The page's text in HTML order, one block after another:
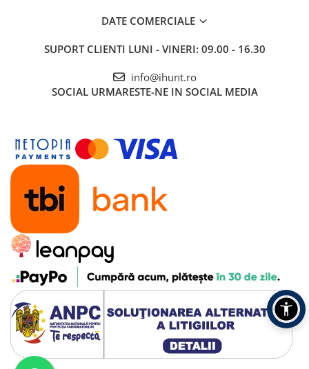
întregi în fața ecranelor, folosind tehnologia
Smart Air Pressure și
Compresie Caldă
DATE COMERCIALE
SUPORT CLIENTI LUNI - VINERI: 09.00 - 16.30
info@ihunt.ro
SOCIAL URMARESTE-NE IN SOCIAL MEDIA